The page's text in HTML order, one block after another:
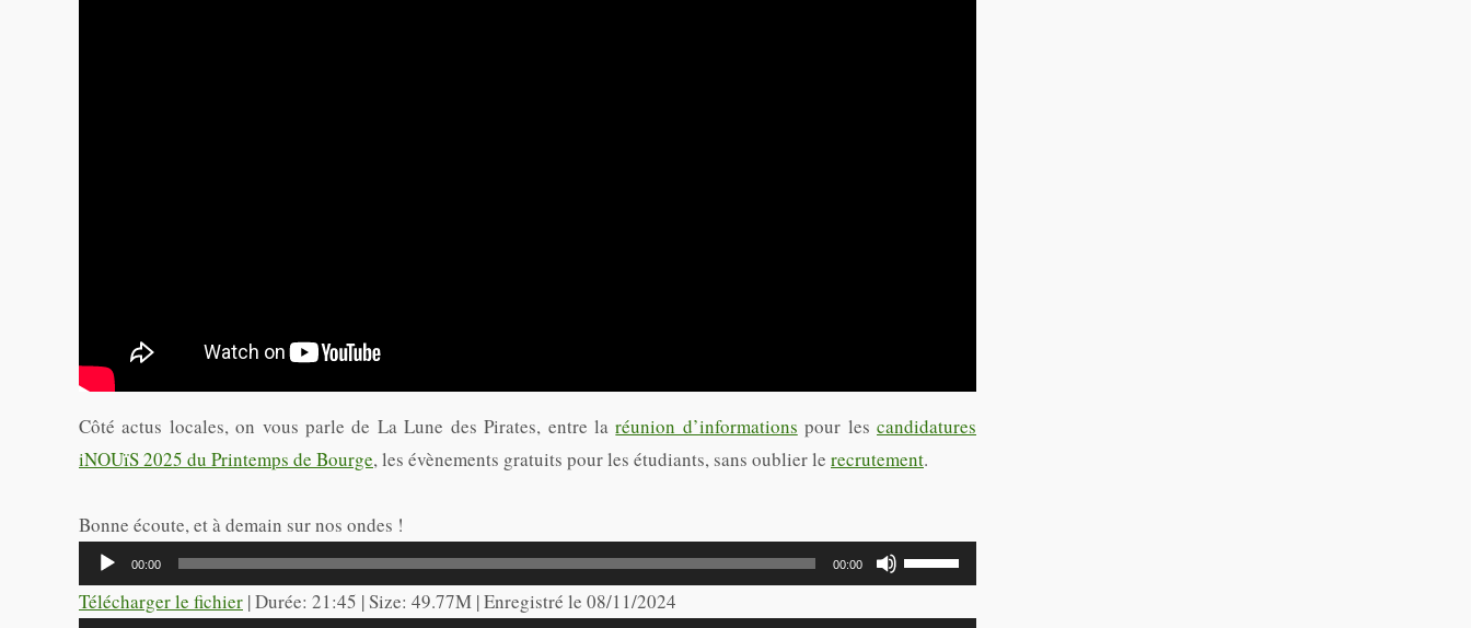
Côté actus locales, on vous parle de La Lune des Pirates, entre laréunion d’informations pour lescandidatures
iNOUïS 2025 du Printemps de Bourge, les évènements gratuits pour les étudiants, sans oublier le recrutement.
Bonne écoute, et à demain sur nos ondes !
Lecteur
audio
00:00 00:00
Utilisez
les
flèches
Télécharger le fichier | Durée: 21:45 | Size: 49.77M | Enregistré le 08/11/2024